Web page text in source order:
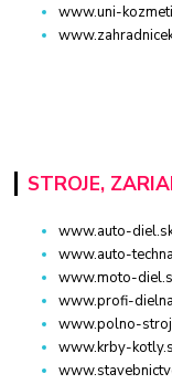
www.uni-
STROJE,
www.auto-
www.auto-
www.moto-
www.profi-
www.polno-
www.krby-